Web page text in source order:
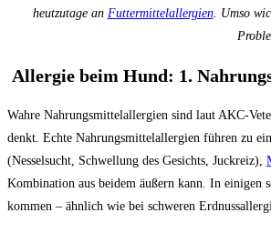
heutzutage an Futtermittelallergien. Umso
Allergie beim Hund: 1.
Wahre Nahrungsmittelallergien sind laut AKC-
denkt. Echte Nahrungsmittelallergien führen zu
(Nesselsucht, Schwellung des Gesichts, Juckreiz),
Kombination aus beidem äußern kann. In einigen
kommen – ähnlich wie bei schweren